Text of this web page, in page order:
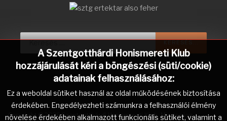
A Szentgotthárdi Honismereti Klub
hozzájárulását kéri a böngészési (süti/cookie)
adatainak felhasználásához:
Ez a weboldal sütiket használ az oldal működésének biztosítása
érdekében. Engedélyezheti számunkra a felhasználói élmény
növelése érdekében alkalmazott funkcionális sütiket, valamint a
Keresés...
Copyright © 2026 Szentgotthárdi Honismereti Klub. Minden jog